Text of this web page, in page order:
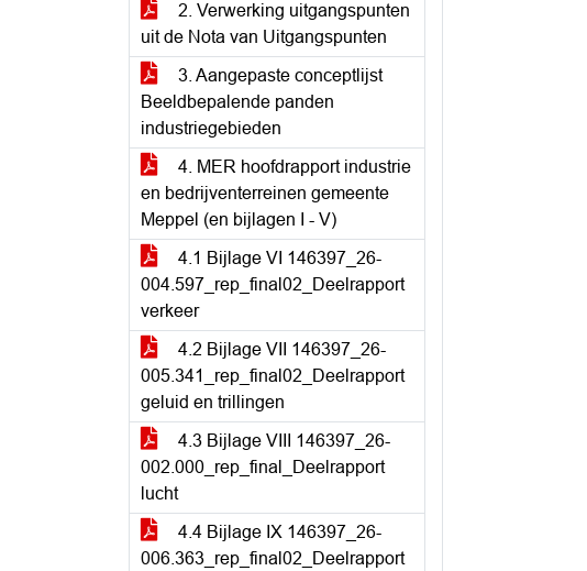
2. Verwerking uitgangspunten
uit de Nota van Uitgangspunten
3. Aangepaste conceptlijst
Beeldbepalende panden
industriegebieden
4. MER hoofdrapport industrie
en bedrijventerreinen gemeente
Meppel (en bijlagen I - V)
4.1 Bijlage VI 146397_26-
004.597_rep_final02_Deelrapport
verkeer
4.2 Bijlage VII 146397_26-
005.341_rep_final02_Deelrapport
geluid en trillingen
4.3 Bijlage VIII 146397_26-
002.000_rep_final_Deelrapport
lucht
4.4 Bijlage IX 146397_26-
006.363_rep_final02_Deelrapport